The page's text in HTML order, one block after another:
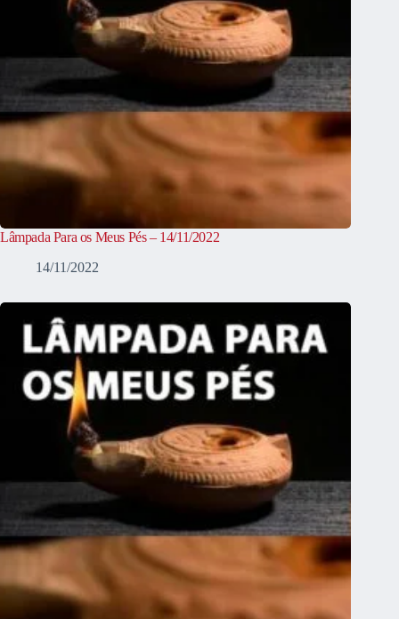
Lâmpada Para os Meus Pés – 14/11/2022
14/11/2022